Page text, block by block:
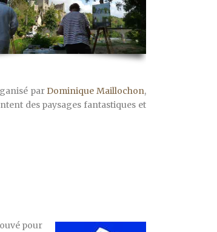
parDominique Maillochon,
des paysages fantastiques et
pour